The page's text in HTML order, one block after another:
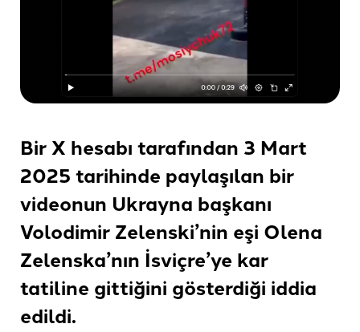
Bir X hesabı tarafından 3 Mart
2025 tarihinde paylaşılan bir
videonun Ukrayna başkanı
Volodimir Zelenski’nin eşi Olena
Zelenska’nın İsviçre’ye kar
tatiline gittiğini gösterdiği iddia
edildi.